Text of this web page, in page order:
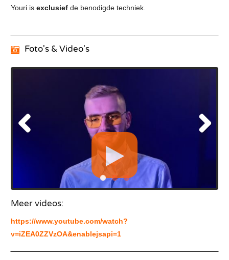
Youri is exclusief de benodigde techniek.
Foto's & Video's
Meer videos:
https://www.youtube.com/watch?
v=iZEA0ZZVzOA&enablejsapi=1